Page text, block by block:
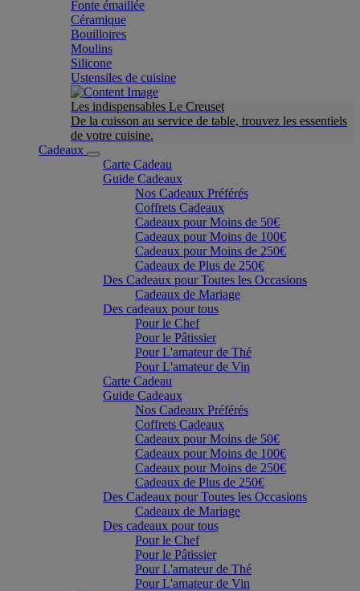
Fonte émaillée
Céramique
Bouilloires
Moulins
Silicone
Ustensiles de cuisine
Les indispensables Le Creuset
De la cuisson au service de table, trouvez les essentiels
de votre cuisine.
Cadeaux
Carte Cadeau
Guide Cadeaux
Nos Cadeaux Préférés
Coffrets Cadeaux
Cadeaux pour Moins de 50€
Cadeaux pour Moins de 100€
Cadeaux pour Moins de 250€
Cadeaux de Plus de 250€
Des Cadeaux pour Toutes les Occasions
Cadeaux de Mariage
Des cadeaux pour tous
Pour le Chef
Pour le Pâtissier
Pour L'amateur de Thé
Pour L'amateur de Vin
Carte Cadeau
Guide Cadeaux
Nos Cadeaux Préférés
Coffrets Cadeaux
Cadeaux pour Moins de 50€
Cadeaux pour Moins de 100€
Cadeaux pour Moins de 250€
Cadeaux de Plus de 250€
Des Cadeaux pour Toutes les Occasions
Cadeaux de Mariage
Des cadeaux pour tous
Pour le Chef
Pour le Pâtissier
Pour L'amateur de Thé
Pour L'amateur de Vin